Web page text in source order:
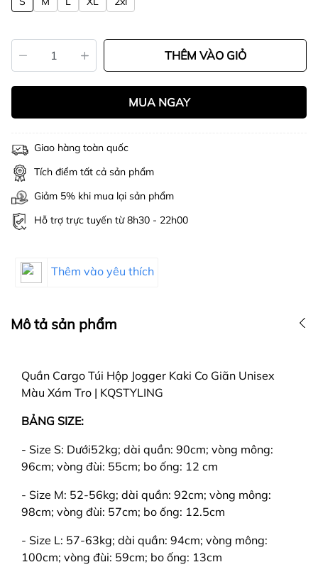
THÊM VÀO GIỎ
MUA NGAY
Giao hàng toàn quốc
Tích điểm tất cả sản phẩm
Giảm 5% khi mua lại sản phẩm
Hỗ trợ trực tuyến từ 8h30 - 22h00
Thêm vào yêu thích
Mô tả sản phẩm
Quần Cargo Túi Hộp Jogger Kaki Co Giãn Unisex
Màu Xám Tro | KQSTYLING
BẢNG SIZE:
- Size S: Dưới52kg; dài quần: 90cm; vòng mông:
96cm; vòng đùi: 55cm; bo ống: 12 cm
- Size M: 52-56kg; dài quần: 92cm; vòng mông:
98cm; vòng đùi: 57cm; bo ống: 12.5cm
- Size L: 57-63kg; dài quần: 94cm; vòng mông:
100cm; vòng đùi: 59cm; bo ống: 13cm